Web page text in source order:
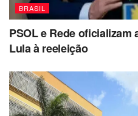
BRASIL
PSOL e Rede
Lula à reeleição